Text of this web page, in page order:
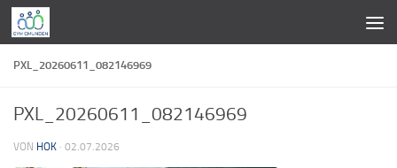
Zum Inhalt springen
PXL_20260611_082146969
PXL_20260611_082146969
VON HOK · 02.07.2026